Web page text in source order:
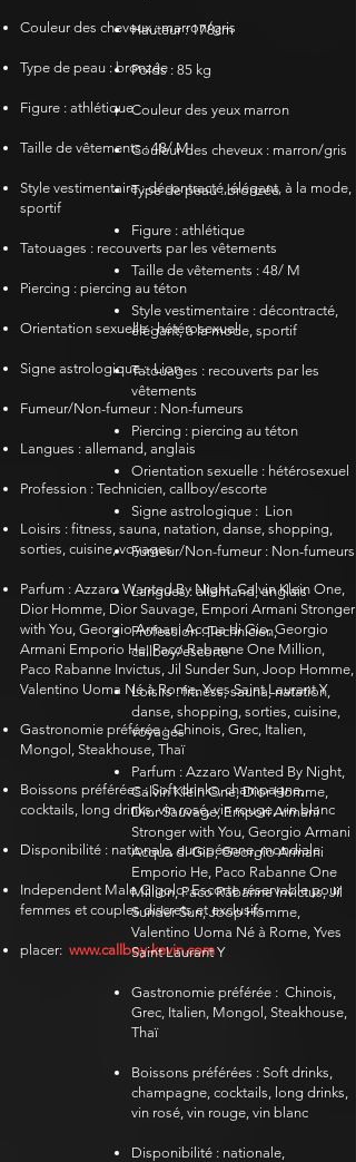
Couleur des cheveux : marron/gris
Type de peau : bronzée
Figure : athlétique
Taille de vêtements : 48/ M
Style vestimentaire : décontracté, élégant, à la mode,
sportif
Tatouages : recouverts par les vêtements
Piercing : piercing au téton
Orientation sexuelle :​hétérosexuel
Signe astrologique : Lion
Fumeur/Non-fumeur : Non-fumeurs
Langues : allemand, anglais
Profession : Technicien, callboy/escorte
Loisirs : fitness, sauna, natation, danse, shopping,
sorties, cuisine, voyages
Parfum : Azzaro Wanted By Night, Calvin Klein One,
Dior Homme, Dior Sauvage, Empori Armani Stronger
with You, Georgio Armani Acqua di Gio, Georgio
Armani Emporio He, Paco Rabanne One Million,
Paco Rabanne Invictus, Jil Sunder Sun, Joop Homme,
Valentino Uoma Né à Rome, Yves Saint Laurant Y​
Gastronomie préférée : Chinois, Grec, Italien,
Mongol, Steakhouse, Thaï
Boissons préférées : Soft drinks, champagne,
cocktails, long drinks, vin rosé, vin rouge, vin blanc
Disponibilité : nationale, européenne, mondiale
Independent Male Gigolo: Escorte réservable pour
femmes et couples discrets et exclusifs
placer: www.callboy-kevin.com
Hauteur : 178cm
Poids : 85 kg
Couleur des yeux marron
Couleur des cheveux : marron/gris
Type de peau : bronzée
Figure : athlétique
Taille de vêtements : 48/ M
Style vestimentaire : décontracté,
élégant, à la mode, sportif
Tatouages : recouverts par les
vêtements
Piercing : piercing au téton
Orientation sexuelle : hétérosexuel
Signe astrologique : Lion
Fumeur/Non-fumeur : Non-fumeurs
Langues : allemand, anglais
Profession : Technicien,
callboy/escorte
Loisirs : fitness, sauna, natation,
danse, shopping, sorties, cuisine,
voyages
Parfum : Azzaro Wanted By Night,
Calvin Klein One, Dior Homme,
Dior Sauvage, Empori Armani
Stronger with You, Georgio Armani
Acqua di Gio, Georgio Armani
Emporio He, Paco Rabanne One
Million, Paco Rabanne Invictus, Jil
Sunder Sun, Joop Homme,
Valentino Uoma Né à Rome, Yves
Saint Laurant Y​
Gastronomie préférée : Chinois,
Grec, Italien, Mongol, Steakhouse,
Thaï
Boissons préférées : Soft drinks,
champagne, cocktails, long drinks,
vin rosé, vin rouge, vin blanc
Disponibilité : nationale,